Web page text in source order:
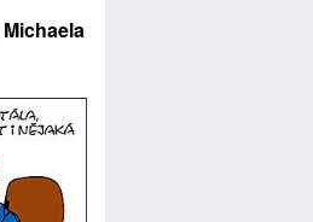
Michaela